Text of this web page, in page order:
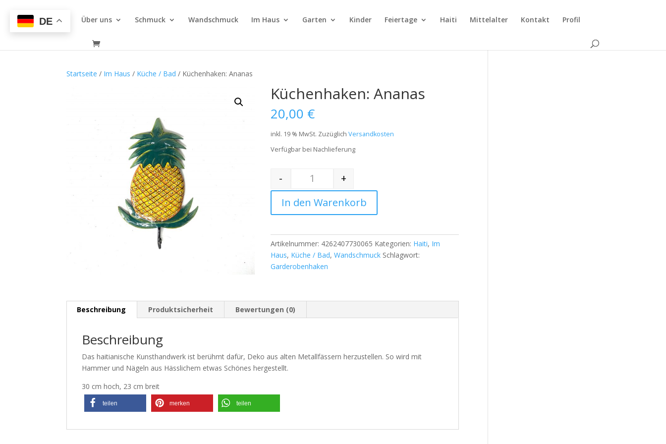
Über uns Schmuck Wandschmuck Im Haus Garten Kinder Feiertage Haiti Mittelalter Kontakt Profil
Startseite / Im Haus / Küche / Bad / Küchenhaken: Ananas
Küchenhaken: Ananas
20,00 €
inkl. 19 % MwSt. ZuzüglichVersandkosten
Verfügbar bei Nachlieferung
Quantity
-
+
In den Warenkorb
Artikelnummer: 4262407730065 Kategorien: Haiti, Im
Haus, Küche / Bad,Wandschmuck Schlagwort:
Garderobenhaken
Beschreibung Produktsicherheit Bewertungen (0)
Beschreibung
Das haitianische Kunsthandwerk ist berühmt dafür, Deko aus alten Metallfässern herzustellen. So wird mit
Hammer und Nägeln aus Hässlichem etwas Schönes hergestellt.
30 cm hoch, 23 cm breit
teilen merken teilen
DE